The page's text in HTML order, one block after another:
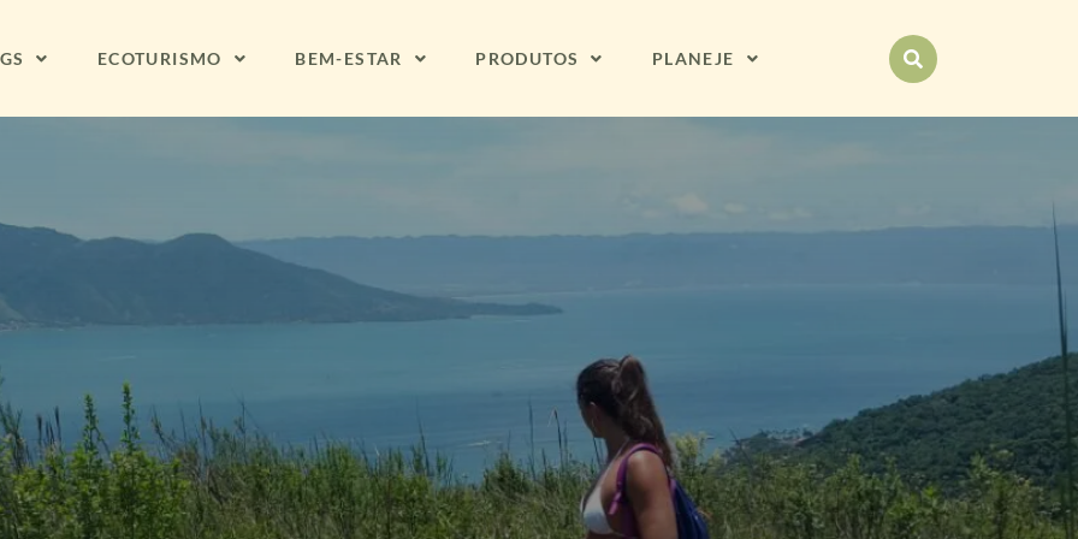
ECOTURISMO BEM-ESTAR PRODUTOS PLANEJE